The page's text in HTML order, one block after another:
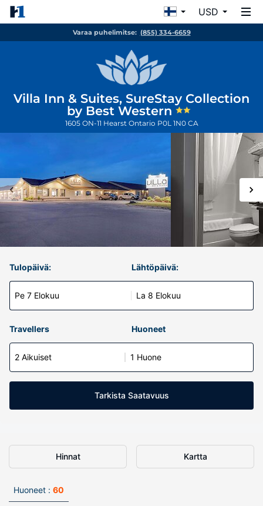
USD
Varaa puhelimitse: (855) 334-6659
Villa Inn & Suites, SureStay Collection
by Best Western
1605 ON-11 Hearst Ontario P0L 1N0 CA
Tulopäivä:
Pe 7 Elokuu
Lähtöpäivä:
La 8 Elokuu
Travellers Huoneet
2 Aikuiset 1 Huone
Tarkista Saatavuus
Hinnat Kartta
Huoneet : 60